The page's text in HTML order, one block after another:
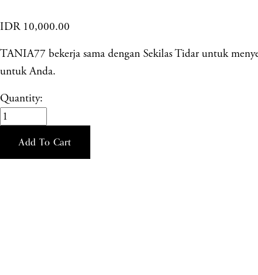
IDR 10,000.00
TANIA77 bekerja sama dengan Sekilas Tidar untuk
untuk Anda.
Quantity:
Add To Cart